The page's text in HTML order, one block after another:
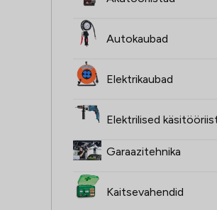
Autokaubad
Elektrikaubad
Elektrilised
Garaazitehnika
Kaitsevahendid